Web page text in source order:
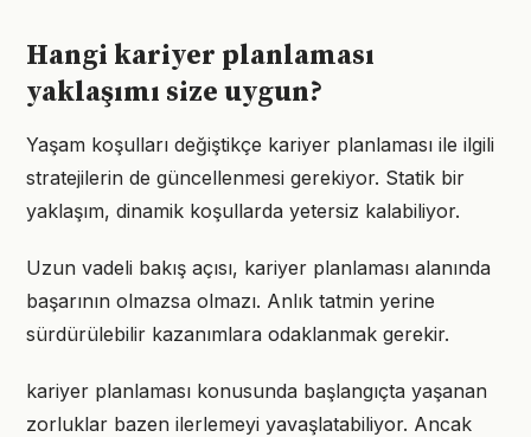
Hangi kariyer planlaması
yaklaşımı size uygun?
Yaşam koşulları değiştikçe kariyer planlaması ile ilgili
stratejilerin de güncellenmesi gerekiyor. Statik bir
yaklaşım, dinamik koşullarda yetersiz kalabiliyor.
Uzun vadeli bakış açısı, kariyer planlaması alanında
başarının olmazsa olmazı. Anlık tatmin yerine
sürdürülebilir kazanımlara odaklanmak gerekir.
kariyer planlaması konusunda başlangıçta yaşanan
zorluklar bazen ilerlemeyi yavaşlatabiliyor. Ancak